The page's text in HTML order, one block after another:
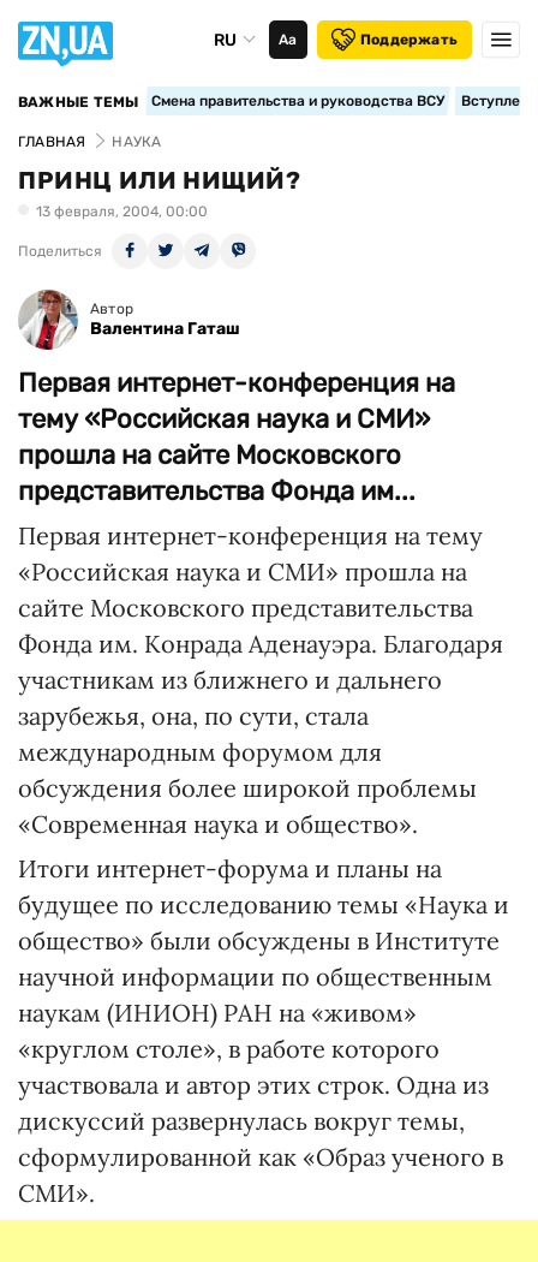
RU Аа Поддержать
ВАЖНЫЕ ТЕМЫ Смена правительства и руководства ВСУ
ГЛАВНАЯ НАУКА
ПРИНЦ ИЛИ НИЩИЙ?
13 февраля, 2004, 00:00
Поделиться
Автор
Валентина Гаташ
Первая интернет-конференция на
тему «Российская наука и СМИ»
прошла на сайте Московского
представительства Фонда им...
Первая интернет-конференция на тему
«Российская наука и СМИ» прошла на
сайте Московского представительства
Фонда им. Конрада Аденауэра. Благодаря
участникам из ближнего и дальнего
зарубежья, она, по сути, стала
международным форумом для
обсуждения более широкой проблемы
«Современная наука и общество».
Итоги интернет-форума и планы на
будущее по исследованию темы «Наука и
общество» были обсуждены в Институте
научной информации по общественным
наукам (ИНИОН) РАН на «живом»
«круглом столе», в работе которого
участвовала и автор этих строк. Одна из
дискуссий развернулась вокруг темы,
сформулированной как «Образ ученого в
СМИ».